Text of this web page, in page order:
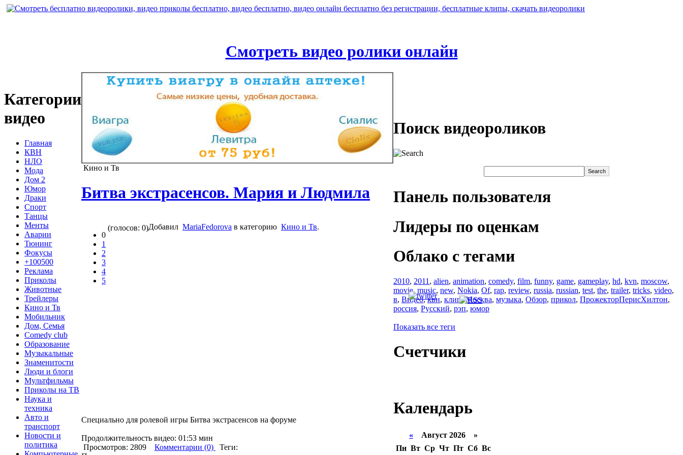
Смотреть видео ролики онлайн
Категории
видео
Главная
КВН
НЛО
Мода
Дом 2
Юмор
Драки
Спорт
Танцы
Менты
Аварии
Тюнинг
Фокусы
+100500
Реклама
Приколы
Животные
Трейлеры
Кино и Тв
Мобильник
Дом, Семья
Comedy club
Образование
Музыкальные
Знаменитости
Люди и блоги
Мультфильмы
Приколы на ТВ
Наука и
техника
Авто и
транспорт
Новости и
политика
Кино и Тв
Битва экстрасенсов. Мария и Людмила
0
1
2
3
4
5
(голосов: 0)Добавил MariaFedorova в категорию Кино и Тв.
Специально для ролевой игры Битва экстрасенсов на форуме
Продолжительность видео: 01:53 мин
Просмотров: 2809
Комментарии (0)
Теги:
Поиск видеороликов
Панель пользователя
Лидеры по оценкам
Облако с тегами
2010, 2011 , alien, animation, comedy, film, funny, game, gameplay, hd, kvn, moscow,
movie, music, new, Nokia, Of, rap, review, russia, russian, test, the, trailer, tricks, video,
в, Видео,квн, клип,Москва, музыка, Обзор, прикол, ПрожекторПерисХилтон,
россия, Русский, рэп, юмор
Показать все теги
Счетчики
Календарь
« Август 2026 »
Пн Вт Ср Чт Пт Сб Вс